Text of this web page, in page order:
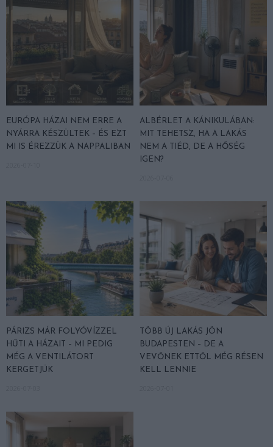
EURÓPA HÁZAI NEM ERRE A
NYÁRRA KÉSZÜLTEK – ÉS EZT
MI IS ÉREZZÜK A NAPPALIBAN
ALBÉRLET A KÁNIKULÁBAN:
MIT TEHETSZ, HA A LAKÁS
NEM A TIÉD, DE A HŐSÉG
IGEN?
PÁRIZS MÁR FOLYÓVÍZZEL
HŰTI A HÁZAIT – MI PEDIG
MÉG A VENTILÁTORT
KERGETJÜK
TÖBB ÚJ LAKÁS JÖN
BUDAPESTEN – DE A
VEVŐNEK ETTŐL MÉG RÉSEN
KELL LENNIE